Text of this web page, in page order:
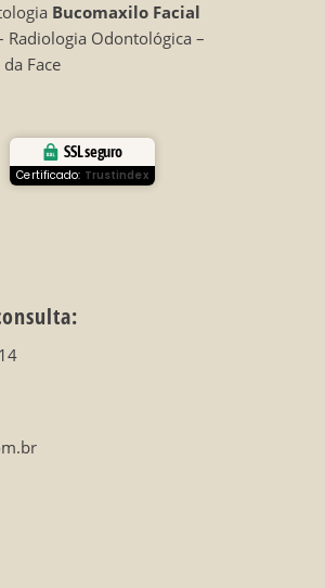
Bucomaxilo Facial
Radiologia Odontológica –
Face
SSL seguro
Certificado: Trustindex